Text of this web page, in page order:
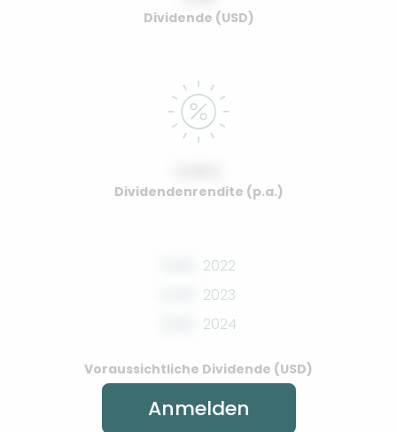
Dividende (USD)
Dividendenrendite (p.a.)
2022
2023
2024
Voraussichtliche Dividende (USD)
Anmelden